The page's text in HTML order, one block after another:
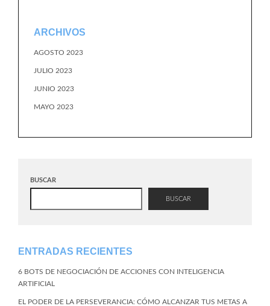
ARCHIVOS
AGOSTO 2023
JULIO 2023
JUNIO 2023
MAYO 2023
BUSCAR
BUSCAR
ENTRADAS RECIENTES
6 BOTS DE NEGOCIACIÓN DE ACCIONES CON INTELIGENCIA
ARTIFICIAL
EL PODER DE LA PERSEVERANCIA: CÓMO ALCANZAR TUS METAS A